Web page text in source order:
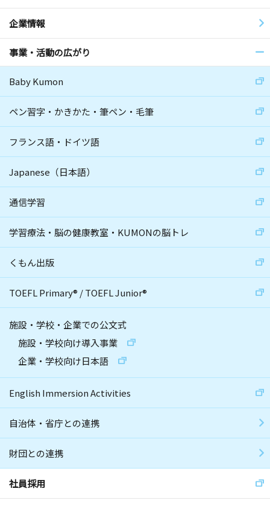
企業情報
事業・活動の広がり
Baby Kumon
ペン習字・かきかた・筆ペン・毛筆
フランス語・ドイツ語
Japanese（日本語）
通信学習
学習療法・脳の健康教室・KUMONの脳トレ
くもん出版
TOEFL Primary® /TOEFL Junior®
施設・学校・企業での公文式
施設・学校向け導入事業
企業・学校向け日本語
English Immersion Activities
自治体・省庁との連携
財団との連携
社員採用